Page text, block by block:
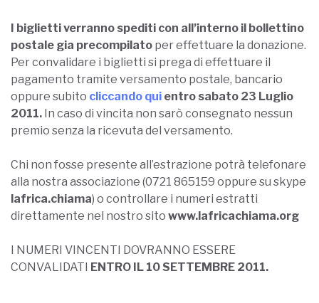
I biglietti verranno spediti con all’interno il bollettino
postale gia precompilato per effettuare la donazione.
Per convalidare i biglietti si prega di effettuare il
pagamento tramite versamento postale, bancario
oppure subito cliccando qui entro sabato 23 Luglio
2011. In caso di vincita non sarò consegnato nessun
premio senza la ricevuta del versamento.
Chi non fosse presente all’estrazione potrà telefonare
alla nostra associazione (0721 865159 oppure su skype
lafrica.chiama) o controllare i numeri estratti
direttamente nel nostro sito www.lafricachiama.org
I NUMERI VINCENTI DOVRANNO ESSERE
CONVALIDATI ENTRO IL 10 SETTEMBRE 2011.